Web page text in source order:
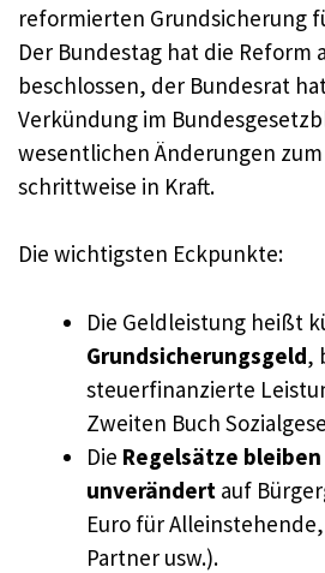
reformierten Grundsicherung
Der Bundestag hat die Reform
beschlossen, der Bundesrat
Verkündung im
wesentlichen Änderungen zum
schrittweise in Kraft.
Die wichtigsten Eckpunkte:
Die Geldleistung heißt
Grundsicherungsgeld,
steuerfinanzierte
Zweiten Buch
Die Regelsätze
unverändert auf
Euro für
Partner usw.).